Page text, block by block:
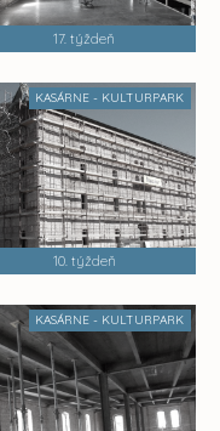
17. týždeň
KASÁRNE - KULTURPARK
10. týždeň
KASÁRNE - KULTURPARK